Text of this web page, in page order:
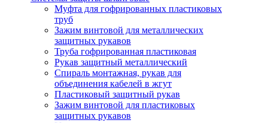
Муфта для гофрированных пластиковых
труб
Зажим винтовой для металлических
защитных рукавов
Труба гофрированная пластиковая
Рукав защитный металлический
Спираль монтажная, рукав для
объединения кабелей в жгут
Пластиковый защитный рукав
Зажим винтовой для пластиковых
защитных рукавов